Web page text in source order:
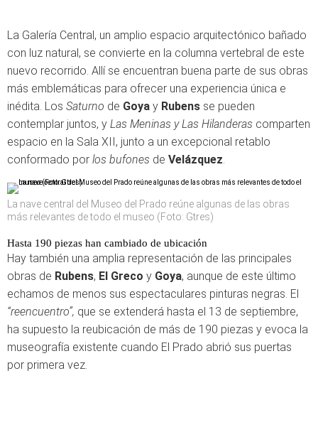
La Galería Central, un amplio espacio arquitectónico bañado
con luz natural, se convierte en la columna vertebral de este
nuevo recorrido. Allí se encuentran buena parte de sus obras
más emblemáticas para ofrecer una experiencia única e
inédita. Los Saturno de Goya y Rubens se pueden
contemplar juntos, y Las Meninas y Las Hilanderas comparten
espacio en la Sala XII, junto a un excepcional retablo
conformado por los bufones de Velázquez.
La nave central del Museo del Prado reúne algunas de las obras
más relevantes de todo el museo (Foto: Gtres)
Hasta 190 piezas han cambiado de ubicación
Hay también una amplia representación de las principales
obras de Rubens, El Greco y Goya, aunque de este último
echamos de menos sus espectaculares pinturas negras. El
“reencuentro”, que se extenderá hasta el 13 de septiembre,
ha supuesto la reubicación de más de 190 piezas y evoca la
museografía existente cuando El Prado abrió sus puertas
por primera vez.